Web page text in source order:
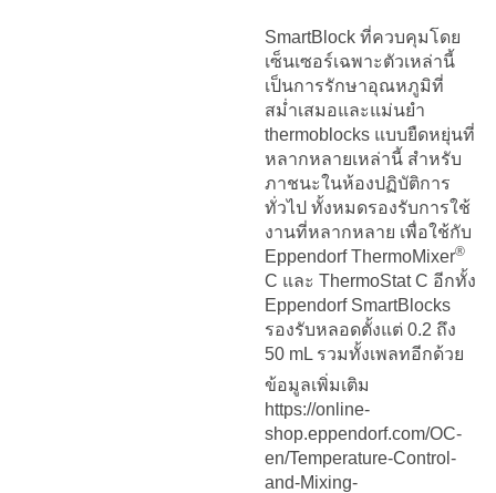
SmartBlock ที่ควบคุมโดย
เซ็นเซอร์เฉพาะตัวเหล่านี้
เป็นการรักษาอุณหภูมิที่
สม่ำเสมอและแม่นยำ
thermoblocks แบบยืดหยุ่นที่
หลากหลายเหล่านี้ สำหรับ
ภาชนะในห้องปฏิบัติการ
ทั่วไป ทั้งหมดรองรับการใช้
งานที่หลากหลาย เพื่อใช้กับ
Eppendorf ThermoMixer®
C และ ThermoStat C อีกทั้ง
Eppendorf SmartBlocks
รองรับหลอดตั้งแต่ 0.2 ถึง
50 mL รวมทั้งเพลทอีกด้วย
ข้อมูลเพิ่มเติม
https://online-
shop.eppendorf.com/OC-
en/Temperature-Control-
and-Mixing-